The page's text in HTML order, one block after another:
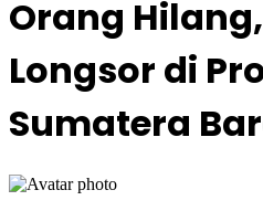
Orang
Longsor di
Sumatera